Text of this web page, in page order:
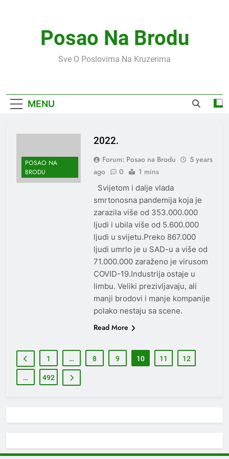
Posao Na Brodu
Sve O Poslovima Na Kruzerima
MENU
POSAO NA
BRODU
2022.
Forum: Posao na Brodu
5 years
ago
0 1 mins
Svijetom i dalje vlada
smrtonosna pandemija koja je
zarazila više od 353.000.000
ljudi i ubila više od 5.600.000
ljudi u svijetu.Preko 867.000
ljudi umrlo je u SAD-u a više od
71.000.000 zaraženo je virusom
COVID-19.Industrija ostaje u
limbu. Veliki prezivljavaju, ali
manji brodovi i manje kompanije
polako nestaju sa scene.
Read More
1 … 8 9 10 11 12
… 492